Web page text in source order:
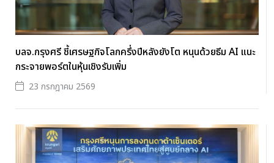
บลจ.กรุงศรี ชี้เศรษฐกิจโลกครึ่งปีหลังยังโต หนุนด้วยธีม AI แนะ
กระจายพอร์ตในหุ้นเชิงรับเพิ่ม
23 กรกฎาคม 2569